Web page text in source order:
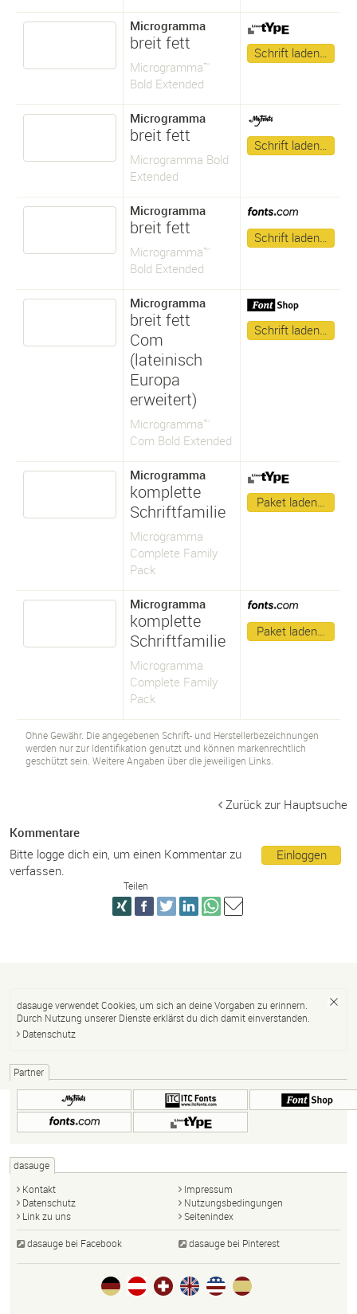
Microgramma
breit fett
Microgramma™
Bold Extended
Schrift laden…
Microgramma
breit fett
Microgramma Bold
Extended
Schrift laden…
Microgramma
breit fett
Microgramma™
Bold Extended
Schrift laden…
Microgramma
breit fett
Com
(lateinisch
Europa
erweitert)
Microgramma™
Com Bold Extended
Schrift laden…
Microgramma
komplette
Schriftfamilie
Microgramma
Complete Family
Pack
Paket laden…
Microgramma
komplette
Schriftfamilie
Microgramma
Complete Family
Pack
Paket laden…
Ohne Gewähr. Die angegebenen Schrift- und Herstellerbezeichnungen
werden nur zur Identifikation genutzt und können markenrechtlich
geschützt sein. Weitere Angaben über die jeweiligen Links.
Zurück zur Hauptsuche
Kommentare
Einloggen
Bitte logge dich ein, um einen Kommentar zu
verfassen.
Teilen
dasauge verwendet Cookies, um sich an deine Vorgaben zu erinnern.
Durch Nutzung unserer Dienste erklärst du dich damit einverstanden.
Datenschutz
Partner
dasauge
Kontakt
Impressum
Datenschutz
Nutzungsbedingungen
Link zu uns
Seitenindex
dasauge bei Facebook dasauge bei Pinterest